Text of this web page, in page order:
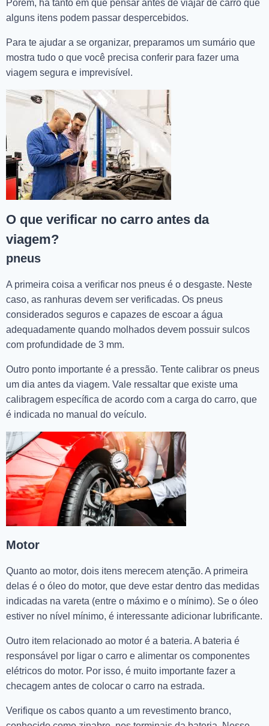
Porém, há tanto em que pensar antes de viajar de carro que
alguns itens podem passar despercebidos.
Para te ajudar a se organizar, preparamos um sumário que
mostra tudo o que você precisa conferir para fazer uma
viagem segura e imprevisível.
O que verificar no carro antes da
viagem?
pneus
A primeira coisa a verificar nos pneus é o desgaste. Neste
caso, as ranhuras devem ser verificadas. Os pneus
considerados seguros e capazes de escoar a água
adequadamente quando molhados devem possuir sulcos
com profundidade de 3 mm.
Outro ponto importante é a pressão. Tente calibrar os pneus
um dia antes da viagem. Vale ressaltar que existe uma
calibragem específica de acordo com a carga do carro, que
é indicada no manual do veículo.
Motor
Quanto ao motor, dois itens merecem atenção. A primeira
delas é o óleo do motor, que deve estar dentro das medidas
indicadas na vareta (entre o máximo e o mínimo). Se o óleo
estiver no nível mínimo, é interessante adicionar lubrificante.
Outro item relacionado ao motor é a bateria. A bateria é
responsável por ligar o carro e alimentar os componentes
elétricos do motor. Por isso, é muito importante fazer a
checagem antes de colocar o carro na estrada.
Verifique os cabos quanto a um revestimento branco,